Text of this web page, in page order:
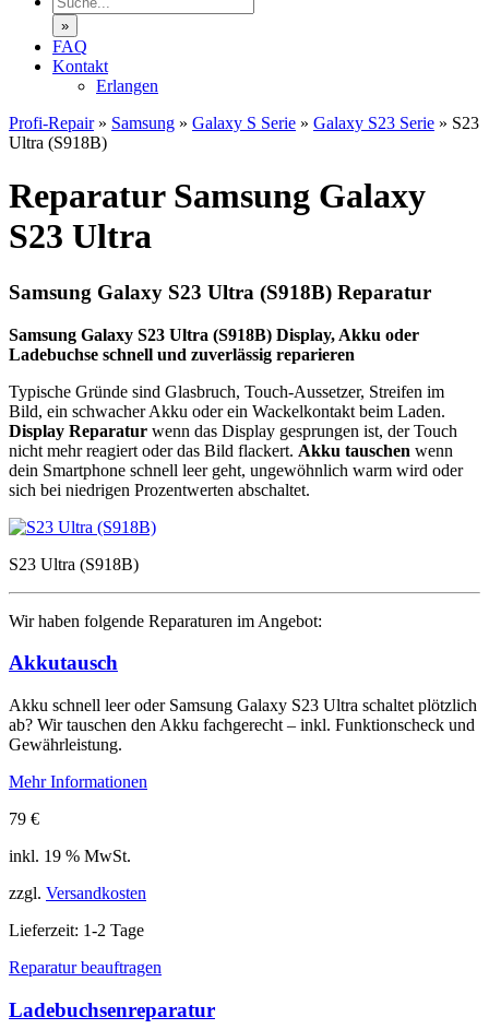
»
FAQ
Kontakt
Erlangen
Profi-Repair» Samsung » Galaxy S Serie » Galaxy S23 Serie » S23
Ultra (S918B)
Reparatur Samsung Galaxy
S23 Ultra
Samsung Galaxy S23 Ultra (S918B) Reparatur
Samsung Galaxy S23 Ultra (S918B) Display, Akku oder
Ladebuchse schnell und zuverlässig reparieren
Typische Gründe sind Glasbruch, Touch-Aussetzer, Streifen im
Bild, ein schwacher Akku oder ein Wackelkontakt beim Laden.
Display Reparatur wenn das Display gesprungen ist, der Touch
nicht mehr reagiert oder das Bild flackert. Akku tauschen wenn
dein Smartphone schnell leer geht, ungewöhnlich warm wird oder
sich bei niedrigen Prozentwerten abschaltet.
S23 Ultra (S918B)
Wir haben folgende Reparaturen im Angebot:
Akkutausch
Akku schnell leer oder Samsung Galaxy S23 Ultra schaltet plötzlich
ab? Wir tauschen den Akku fachgerecht – inkl. Funktionscheck und
Gewährleistung.
Mehr Informationen
79 €
inkl. 19 % MwSt.
zzgl. Versandkosten
Lieferzeit: 1-2 Tage
Reparatur beauftragen
Ladebuchsenreparatur